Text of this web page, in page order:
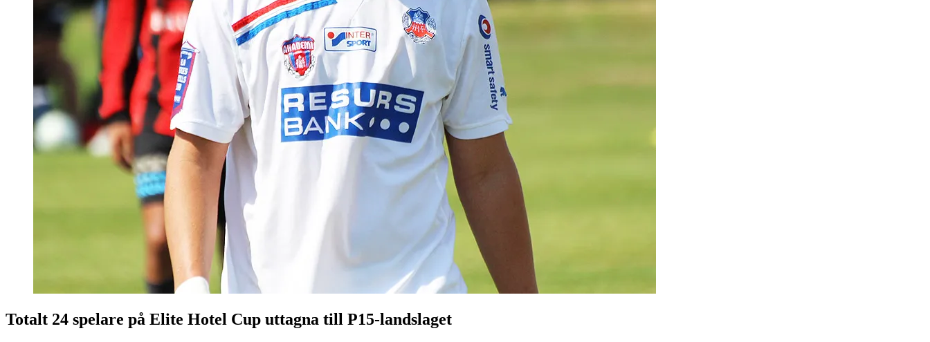
Totalt 24 spelare på Elite Hotel Cup uttagna till P15-landslaget